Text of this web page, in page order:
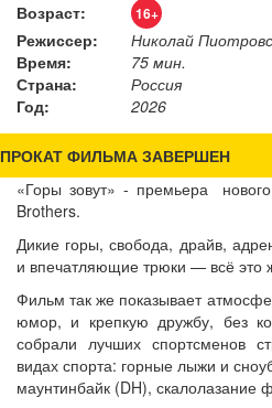
Возраст: 16+
Режиссер:
Николай
Время:
75 мин.
Страна:
Россия
Год:
2026
ПРОКАТ ФИЛЬМА ЗАВЕРШЕН
«Горы зовут» - премьера
Brothers.
Дикие горы, свобода, драйв,
и впечатляющие трюки — всё это
Фильм так же показывает
юмор, и крепкую дружбу, без
собрали лучших спортсменов
видах спорта: горные лыжи и
маунтинбайк (DH), скалолазание